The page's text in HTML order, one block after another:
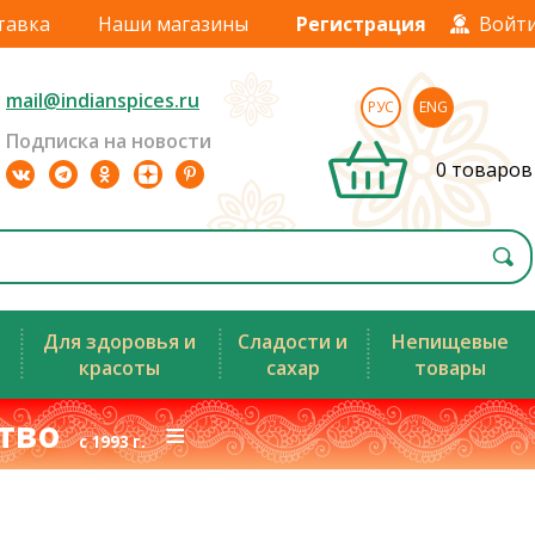
Наши магазины Регистрация
mail@indianspices.ru
Подписка на новости
РУС ENG
0 товаров
Для здоровья и
красоты
Сладости и
сахар
Непищевые
товары
с 1993 г.≡